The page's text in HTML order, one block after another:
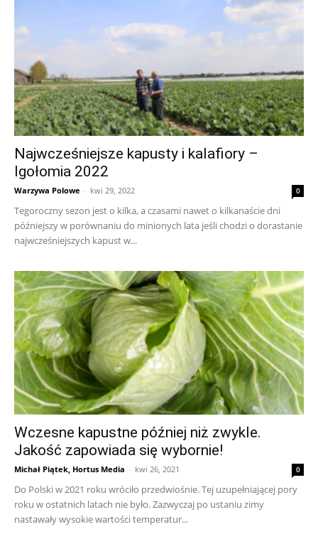
Najwcześniejsze kapusty i kalafiory –
Igołomia 2022
Warzywa Polowe - kwi 29, 2022 0
Tegoroczny sezon jest o kilka, a czasami nawet o kilkanaście dni
późniejszy w porównaniu do minionych lata jeśli chodzi o dorastanie
najwcześniejszych kapust w...
Wczesne kapustne później niż zwykle.
Jakość zapowiada się wybornie!
Michał Piątek, Hortus Media - kwi 26, 2021 0
Do Polski w 2021 roku wróciło przedwiośnie. Tej uzupełniającej pory
roku w ostatnich latach nie było. Zazwyczaj po ustaniu zimy
nastawały wysokie wartości temperatur...